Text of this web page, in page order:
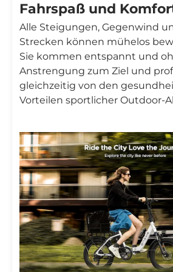
Fahrspaß und
Alle Steigungen, Gegenwind
Strecken können mühelos
Sie kommen entspannt und
Anstrengung zum Ziel und
gleichzeitig von den
Vorteilen sportlicher Outdoor-